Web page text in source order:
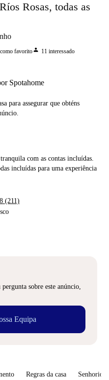
Rosas, todas as
favoritoperson 11 interessado
Spotahome
para assegurar que obténs
com as contas incluídas.
incluídas para uma experiência
(211)
sobre este anúncio,
Equipa
Regras da casa Senhorio